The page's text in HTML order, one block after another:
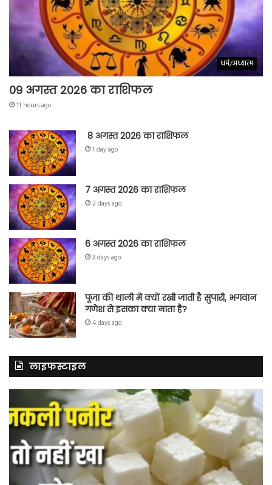
धर्म/अध्यात्म
09 अगस्त 2026 का राशिफल
11 hours ago
8 अगस्त 2026 का राशिफल
1 day ago
7 अगस्त 2026 का राशिफल
2 days ago
6 अगस्त 2026 का राशिफल
3 days ago
पूजा की थाली में क्यों रखी जाती है सुपारी, भगवान
गणेश से इसका क्या नाता है?
4 days ago
लाइफस्टाइल